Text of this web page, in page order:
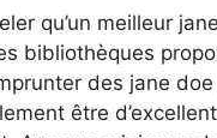
qu’un meilleur
bibliothèques
des jane
être